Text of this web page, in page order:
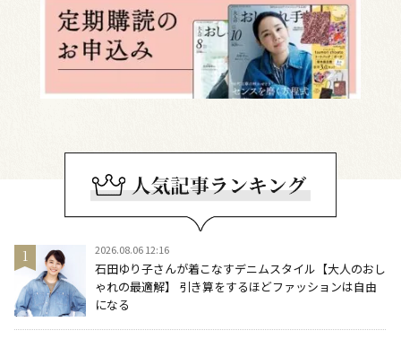
2026.08.06 12:16
石田ゆり子さんが着こなすデニムスタイル【大人のおし
ゃれの最適解】 引き算をするほどファッションは自由
になる